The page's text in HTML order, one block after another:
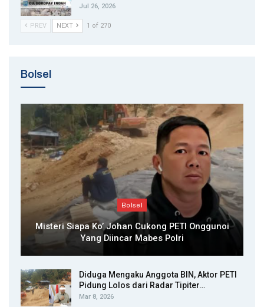
Jul 26, 2026
PREV NEXT 1 of 270
Bolsel
Bolsel
Misteri Siapa Ko’ Johan Cukong PETI Onggunoi
Yang Diincar Mabes Polri
Diduga Mengaku Anggota BIN, Aktor PETI
Pidung Lolos dari Radar Tipiter…
Mar 8, 2026